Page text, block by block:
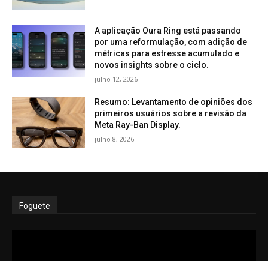
A aplicação Oura Ring está passando
por uma reformulação, com adição de
métricas para estresse acumulado e
novos insights sobre o ciclo.
julho 12, 2026
Resumo: Levantamento de opiniões dos
primeiros usuários sobre a revisão da
Meta Ray-Ban Display.
julho 8, 2026
Foguete